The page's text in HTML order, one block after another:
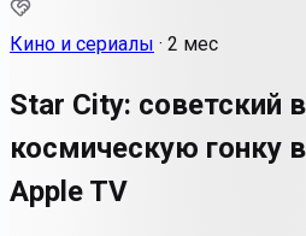
Кино и сериалы · 2 мес
Star City: советский
космическую гонку
Apple TV